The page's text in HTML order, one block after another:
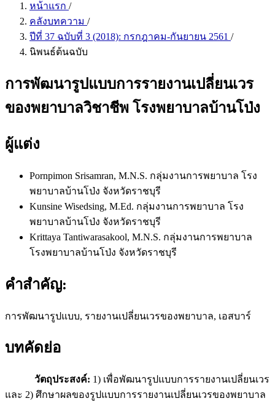
หน้าแรก /
คลังบทความ /
ปีที่ 37 ฉบับที่ 3 (2018): กรกฎาคม-กันยายน 2561 /
นิพนธ์ต้นฉบับ
การพัฒนารูปแบบการรายงานเปลี่ยนเวร
ของพยาบาลวิชาชีพ โรงพยาบาลบ้านโป่ง
ผู้แต่ง
Pornpimon Srisamran, M.N.S. กลุ่มงานการพยาบาล โรง
พยาบาลบ้านโป่ง จังหวัดราชบุรี
Kunsine Wisedsing, M.Ed. กลุ่มงานการพยาบาล โรง
พยาบาลบ้านโป่ง จังหวัดราชบุรี
Krittaya Tantiwarasakool, M.N.S. กลุ่มงานการพยาบาล
โรงพยาบาลบ้านโป่ง จังหวัดราชบุรี
คำสำคัญ:
การพัฒนารูปแบบ, รายงานเปลี่ยนเวรของพยาบาล, เอสบาร์
บทคัดย่อ
วัตถุประสงค์: 1) เพื่อพัฒนารูปแบบการรายงานเปลี่ยนเวร
และ 2) ศึกษาผลของรูปแบบการรายงานเปลี่ยนเวรของพยาบาล